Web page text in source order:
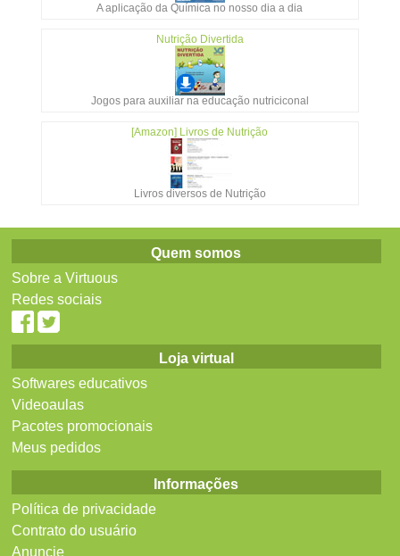
A aplicação da Química no nosso dia a dia
Nutrição Divertida
Jogos para auxiliar na educação nutriciconal
[Amazon] Livros de Nutrição
Livros diversos de Nutrição
Quem somos
Sobre a Virtuous
Redes sociais
Loja virtual
Softwares educativos
Videoaulas
Pacotes promocionais
Meus pedidos
Informações
Política de privacidade
Contrato do usuário
Anuncie